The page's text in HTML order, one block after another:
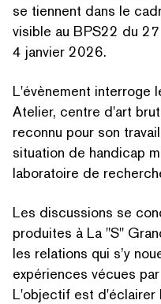
se tiennent dans le
visible au BPS22 du
4 janvier 2026.
L'évènement interroge
Atelier, centre d'art
reconnu pour son
situation de handicap
laboratoire de
Les discussions se
produites à La "S"
les relations qui s’y
expériences vécues
L'objectif est